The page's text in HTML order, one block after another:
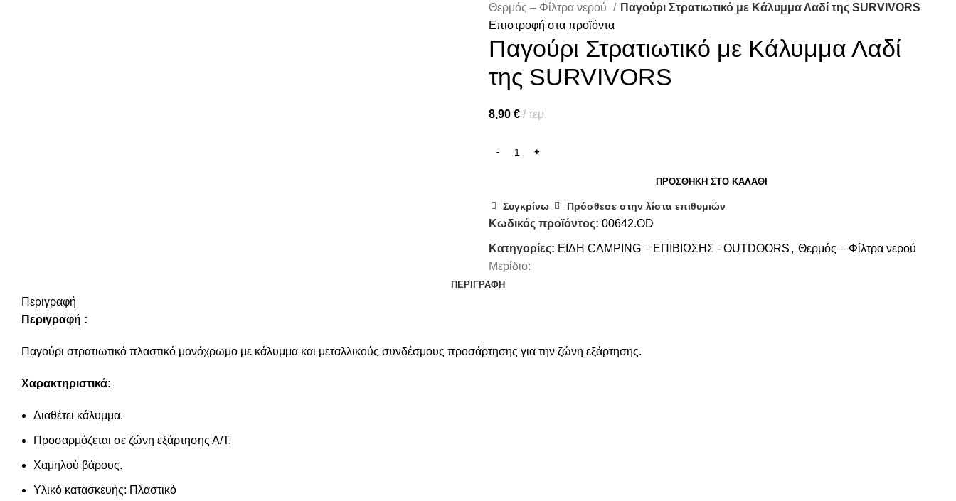
Θερμός – Φίλτρα νερού
Παγούρι Στρατιωτικό με Κάλυμμα Λαδί της SURVIVORS
Επιστροφή στα προϊόντα
Παγούρι Στρατιωτικό με Κάλυμμα Λαδί
της SURVIVORS
8,90 € τεμ.
ΠΡΟΣΘΉΚΗ ΣΤΟ ΚΑΛΆΘΙ
Συγκρίνω Πρόσθεσε στην λίστα επιθυμιών
Κωδικός προϊόντος: 00642.OD
Κατηγορίες: ΕΙΔΗ CAMPING – ΕΠΙΒΙΩΣΗΣ - OUTDOORS , Θερμός – Φίλτρα νερού
Μερίδιο:
ΠΕΡΙΓΡΑΦΉ
Περιγραφή
Περιγραφή :
Παγούρι στρατιωτικό πλαστικό μονόχρωμο με κάλυμμα και μεταλλικούς συνδέσμους προσάρτησης για την ζώνη εξάρτησης.
Χαρακτηριστικά:
Διαθέτει κάλυμμα.
Προσαρμόζεται σε ζώνη εξάρτησης Α/Τ.
Χαμηλού βάρους.
Υλικό κατασκευής: Πλαστικό